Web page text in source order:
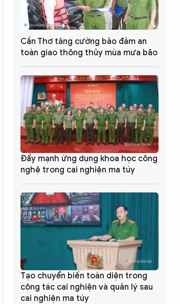
Cần Thơ tăng cường bảo đảm an
toàn giao thông thủy mùa mưa bão
Đẩy mạnh ứng dụng khoa học công
nghệ trong cai nghiện ma túy
Tạo chuyển biến toàn diện trong
công tác cai nghiện và quản lý sau
cai nghiện ma túy